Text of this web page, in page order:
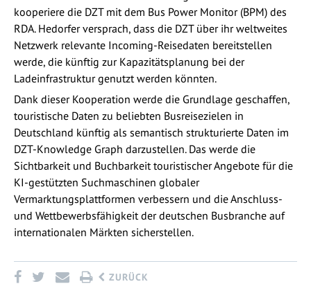
kooperiere die DZT mit dem Bus Power Monitor (BPM) des
RDA. Hedorfer versprach, dass die DZT über ihr weltweites
Netzwerk relevante Incoming-Reisedaten bereitstellen
werde, die künftig zur Kapazitätsplanung bei der
Ladeinfrastruktur genutzt werden könnten.
Dank dieser Kooperation werde die Grundlage geschaffen,
touristische Daten zu beliebten Busreisezielen in
Deutschland künftig als semantisch strukturierte Daten im
DZT-Knowledge Graph darzustellen. Das werde die
Sichtbarkeit und Buchbarkeit touristischer Angebote für die
KI-gestützten Suchmaschinen globaler
Vermarktungsplattformen verbessern und die Anschluss-
und Wettbewerbsfähigkeit der deutschen Busbranche auf
internationalen Märkten sicherstellen.
ZURÜCK